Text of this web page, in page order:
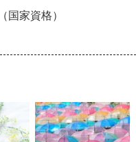
国家資格）